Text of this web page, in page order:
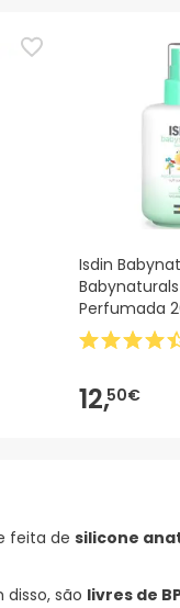
Isdin
Perfumada
12,50€
feita de silicone
disso, são livres de